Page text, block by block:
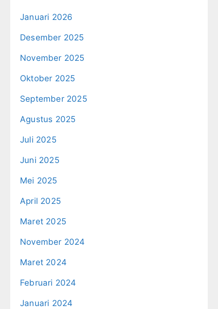
Januari 2026
Desember 2025
November 2025
Oktober 2025
September 2025
Agustus 2025
Juli 2025
Juni 2025
Mei 2025
April 2025
Maret 2025
November 2024
Maret 2024
Februari 2024
Januari 2024